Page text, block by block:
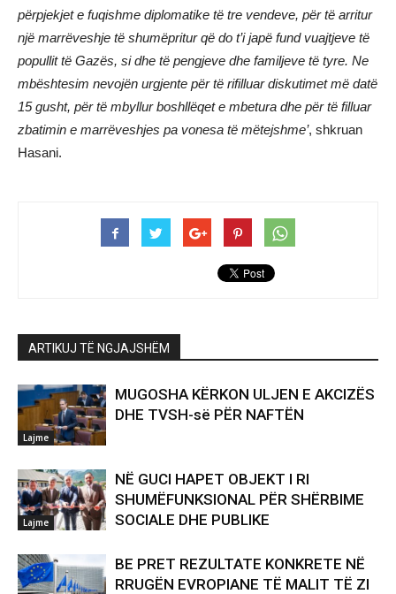
përpjekjet e fuqishme diplomatike të tre vendeve, për të arritur
një marrëveshje të shumëpritur që do t’i japë fund vuajtjeve të
popullit të Gazës, si dhe të pengjeve dhe familjeve të tyre. Ne
mbështesim nevojën urgjente për të rifilluar diskutimet më datë
15 gusht, për të mbyllur boshllëqet e mbetura dhe për të filluar
zbatimin e marrëveshjes pa vonesa të mëtejshme’, shkruan
Hasani.
ARTIKUJ TË NGJAJSHËM
Lajme
MUGOSHA KËRKON ULJEN E AKCIZËS
DHE TVSH-së PËR NAFTËN
Lajme
NË GUCI HAPET OBJEKT I RI
SHUMËFUNKSIONAL PËR SHËRBIME
SOCIALE DHE PUBLIKE
BE PRET REZULTATE KONKRETE NË
RRUGËN EVROPIANE TË MALIT TË ZI